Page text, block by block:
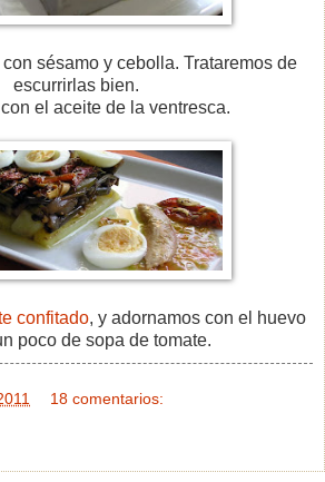
sésamo y cebolla. Trataremos de
escurrirlas bien.
el aceite de la ventresca.
confitado, y adornamos con el huevo
poco de sopa de tomate.
18 comentarios: